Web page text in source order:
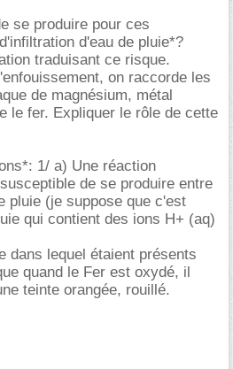
se produire pour ces
d'eau de pluie*?
traduisant ce risque.
on raccorde les
de magnésium, métal
le fer. Expliquer le rôle de cette
1/ a) Une réaction
de se produire entre
pluie (je suppose que c'est
qui contient des ions H+ (aq)
dans lequel étaient présents
quand le Fer est oxydé, il
teinte orangée, rouillé.